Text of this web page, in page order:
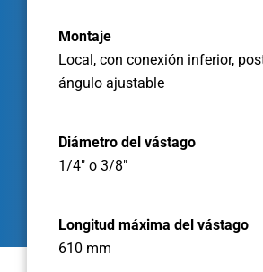
Montaje
Local, con conexión inferior,
ángulo ajustable
Diámetro del vástago
1/4" o 3/8"
Longitud máxima del vástago
610 mm